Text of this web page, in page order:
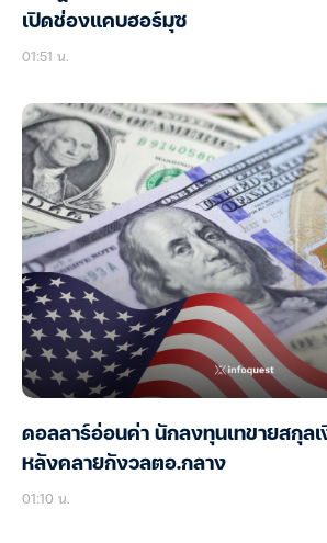
เปิดช่องแคบฮอร์มุซ
01:51 น.
ดอลลาร์อ่อนค่า นักลงทุนเทขายสกุล
หลังคลายกังวลตอ.กลาง
01:10 น.